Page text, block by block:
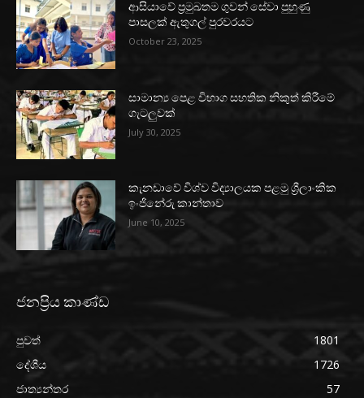
ආසියාවේ ප්‍රමුඛතම ගුවන් සේවා පුහුණු
පාසලක් ඇතුගල් පුරවරයට
October 23, 2025
සාමාන්‍ය පෙළ විභාග සහතික නිකුත් කිරීමේ
ගැටලුවක්
July 30, 2025
කැනඩාවේ විශ්ව විද්‍යාලයක පළමු ශ්‍රීලාංකික
ඉංජිනේරු කාන්තාව
June 10, 2025
ජනප්‍රිය කාණ්ඩ
පුවත්
1801
දේශීය
1726
ජාත්‍යන්තර
57